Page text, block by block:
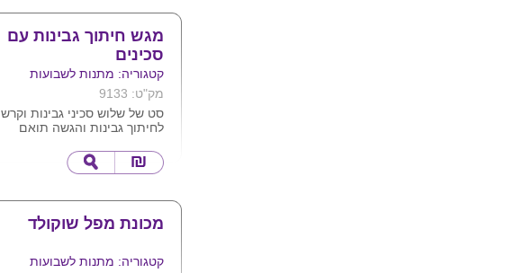
מגש חיתוך גבינות עם
סכינים
קטגוריה: מתנות לשבועות
מק"ט: 9133
סט של שלוש סכיני גבינות וקרש
לחיתוך גבינות והגשה תואם
הסט מגיע במארז קרטון
ניתן למתג את המגש עץ
מכונת מפל שוקולד
קטגוריה: מתנות לשבועות